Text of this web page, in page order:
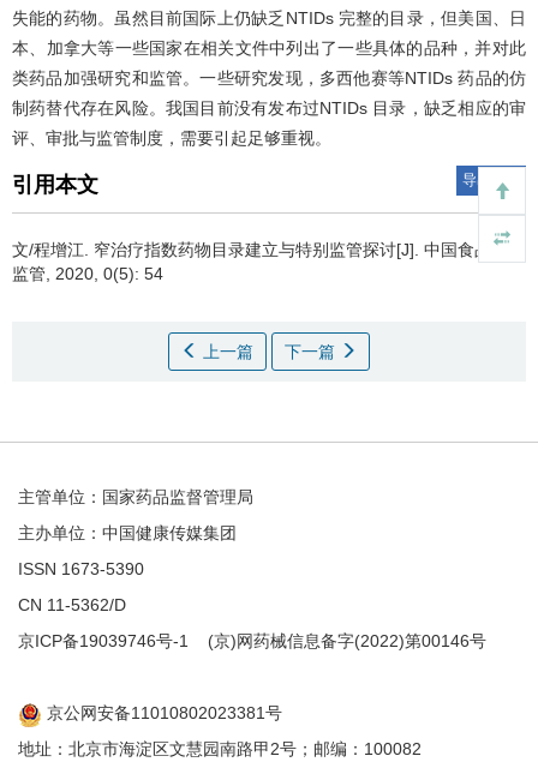
失能的药物。虽然目前国际上仍缺乏NTIDs 完整的目录，但美国、日
本、加拿大等一些国家在相关文件中列出了一些具体的品种，并对此
类药品加强研究和监管。一些研究发现，多西他赛等NTIDs 药品的仿
制药替代存在风险。我国目前没有发布过NTIDs 目录，缺乏相应的审
评、审批与监管制度，需要引起足够重视。
引用本文 导出引用
文/程增江. 窄治疗指数药物目录建立与特别监管探讨[J]. 中国食品药品
监管, 2020, 0(5): 54
上一篇 下一篇
主管单位：国家药品监督管理局
主办单位：中国健康传媒集团
ISSN 1673-5390
CN 11-5362/D
京ICP备19039746号-1 (京)网药械信息备字(2022)第00146号
京公网安备11010802023381号
地址：北京市海淀区文慧园南路甲2号；邮编：100082